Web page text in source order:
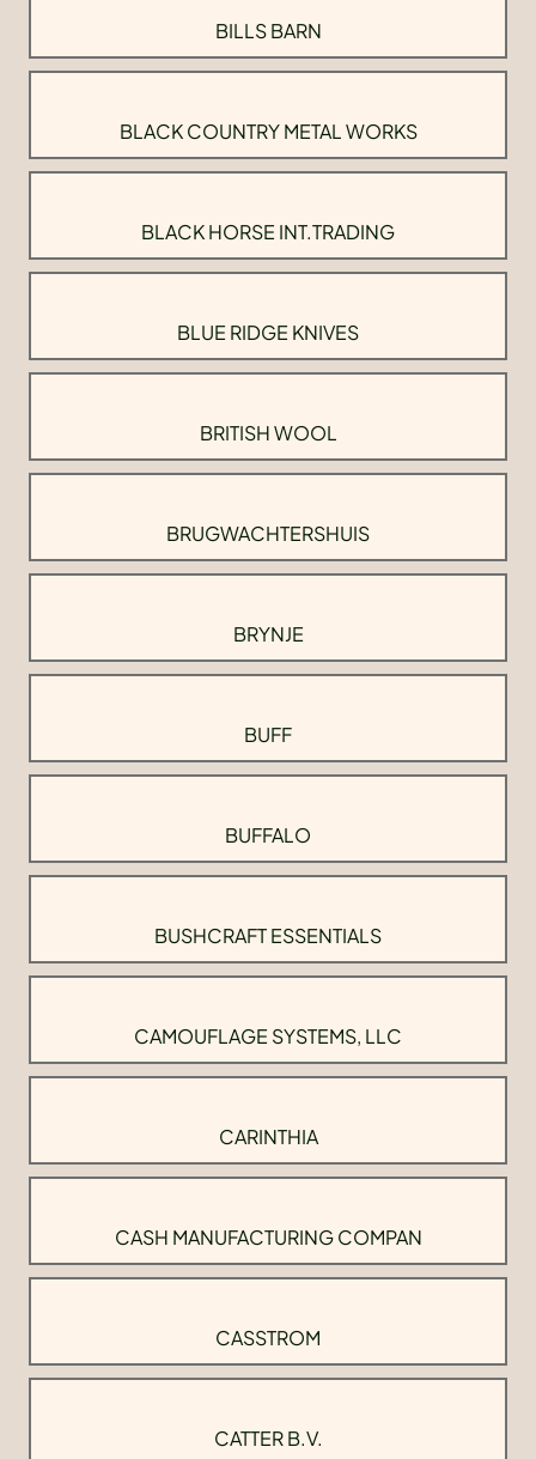
BILLS BARN
BLACK COUNTRY METAL WORKS
BLACK HORSE INT.TRADING
BLUE RIDGE KNIVES
BRITISH WOOL
BRUGWACHTERSHUIS
BRYNJE
BUFF
BUFFALO
BUSHCRAFT ESSENTIALS
CAMOUFLAGE SYSTEMS, LLC
CARINTHIA
CASH MANUFACTURING COMPAN
CASSTROM
CATTER B.V.